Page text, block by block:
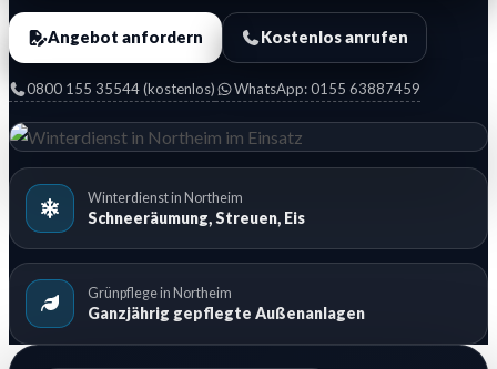
Angebot anfordern Kostenlos anrufen
0800 155 35544 (kostenlos) WhatsApp: 0155 63887459
Winterdienst in Northeim
Schneeräumung, Streuen, Eis
Grünpflege in Northeim
Ganzjährig gepflegte Außenanlagen